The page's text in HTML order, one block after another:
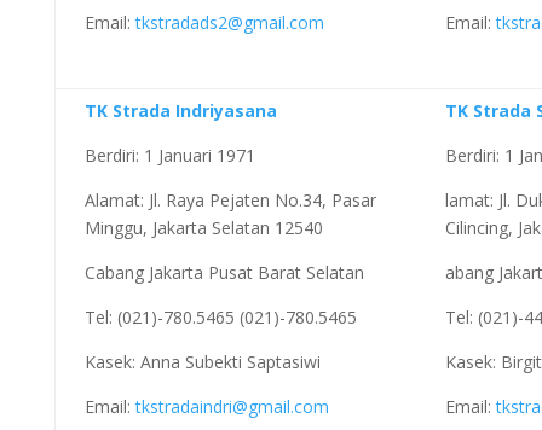
Email:tkstradads2@gmail.com
Email:
TK Strada Indriyasana
Berdiri: 1 Januari 1971
Alamat: Jl. Raya Pejaten No.34, Pasar
Minggu, Jakarta Selatan 12540
Cabang Jakarta Pusat Barat Selatan
Tel: (021)-780.5465 (021)-780.5465
Kasek: Anna Subekti Saptasiwi
Email:tkstradaindri@gmail.com
TK Strada
Berdiri: 1
lamat: Jl.
Cilincing,
abang
Tel: (021)-
Kasek:
Email: